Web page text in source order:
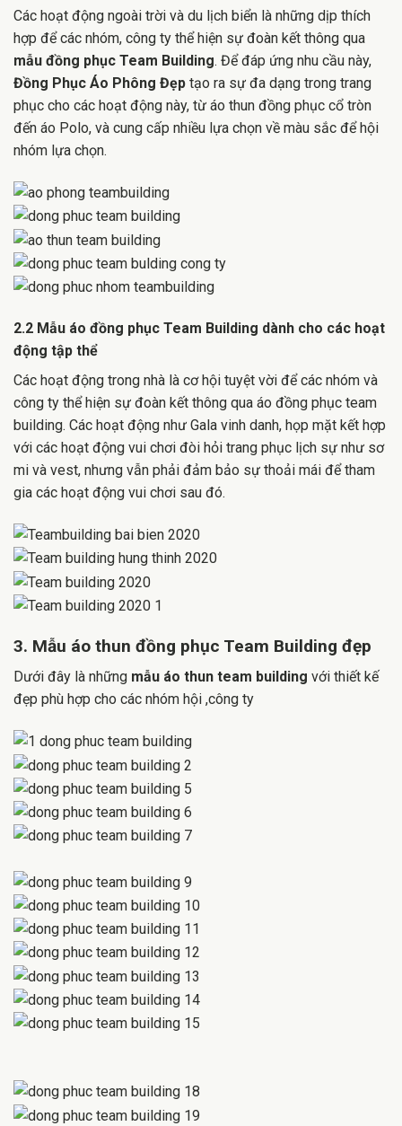
Các hoạt động ngoài trời và du lịch biển là những dịp thích
hợp để các nhóm, công ty thể hiện sự đoàn kết thông qua
mẫu đồng phục Team Building. Để đáp ứng nhu cầu này,
Đồng Phục Áo Phông Đẹp tạo ra sự đa dạng trong trang
phục cho các hoạt động này, từ áo thun đồng phục cổ tròn
đến áo Polo, và cung cấp nhiều lựa chọn về màu sắc để hội
nhóm lựa chọn.
2.2 Mẫu áo đồng phục Team Building dành cho các hoạt
động tập thể
Các hoạt động trong nhà là cơ hội tuyệt vời để các nhóm và
công ty thể hiện sự đoàn kết thông qua áo đồng phục team
building. Các hoạt động như Gala vinh danh, họp mặt kết hợp
với các hoạt động vui chơi đòi hỏi trang phục lịch sự như sơ
mi và vest, nhưng vẫn phải đảm bảo sự thoải mái để tham
gia các hoạt động vui chơi sau đó.
3. Mẫu áo thun đồng phục Team Building đẹp
Dưới đây là những mẫu áo thun team building với thiết kế
đẹp phù hợp cho các nhóm hội ,công ty